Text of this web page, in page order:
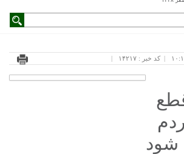
کد خبر : ۱۴۲۱۷
شود